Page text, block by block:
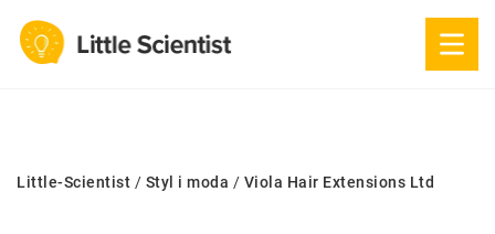
Little-Scientist / Styl i moda / Viola Hair Extensions Ltd